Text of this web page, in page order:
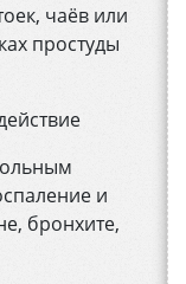
чаёв или
простуды
и
бронхите,